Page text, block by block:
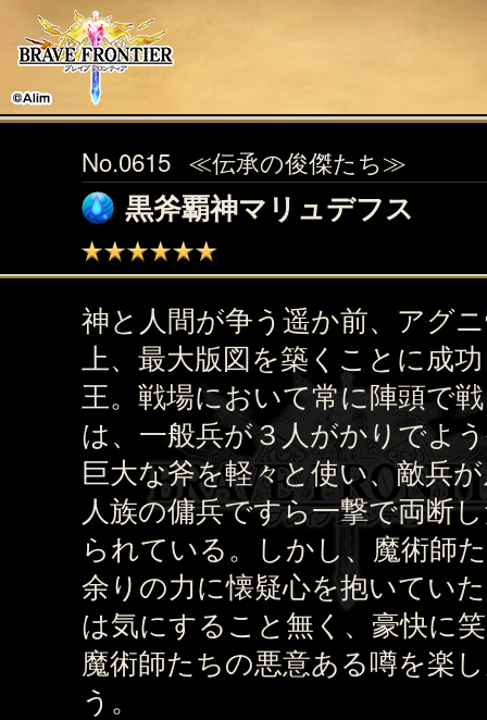
No.0615 ≪伝承の俊傑たち≫
黒斧覇神マリュデフス
神と人間が争う遥か前、アグ
上、最大版図を築くことに成
王。戦場において常に陣頭で
は、一般兵が３人がかりでよ
巨大な斧を軽々と使い、敵兵
人族の傭兵ですら一撃で両断
られている。しかし、魔術師
余りの力に懐疑心を抱いてい
は気にすること無く、豪快に
魔術師たちの悪意ある噂を楽
う。